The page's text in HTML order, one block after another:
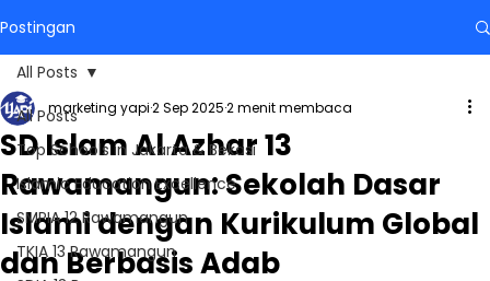
Postingan
All Posts
Top Schools in Jakarta & Bekasi
Islamic Education Excellence
SMPIA 12 Rawamangun
TKIA 13 Rawamangun
All Posts
SD Islam Al Azhar 13
Rawamangun: Sekolah Dasar
Islami dengan Kurikulum Global
dan Berbasis Adab
marketing yapi2 Sep 20252 menit membaca